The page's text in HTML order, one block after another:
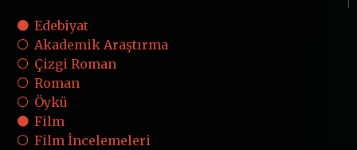
Edebiyat
Akademik Araştırma
Çizgi Roman
Roman
Öykü
Film
Film İncelemeleri